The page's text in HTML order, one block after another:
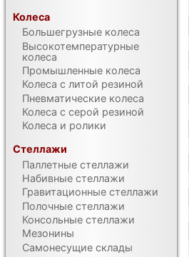
Колеса
Большегрузные колеса
Высокотемпературные
колеса
Промышленные колеса
Колеса с литой резиной
Пневматические колеса
Колеса с серой резиной
Колеса и ролики
Стеллажи
Паллетные стеллажи
Набивные стеллажи
Гравитационные стеллажи
Полочные стеллажи
Консольные стеллажи
Мезонины
Самонесущие склады